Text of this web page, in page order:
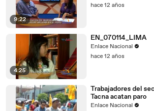
9:22
hace 12 años
4:25
EN_070114_LIMA
Enlace Nacional
hace 12 años
Trabajadores del
Tacna acatan paro
Enlace Nacional